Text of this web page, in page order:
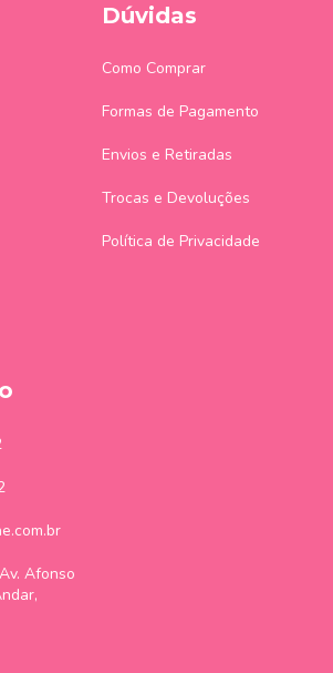
Dúvidas
Como Comprar
Formas de Pagamento
Envios e Retiradas
Trocas e Devoluções
Política de Privacidade
Afonso